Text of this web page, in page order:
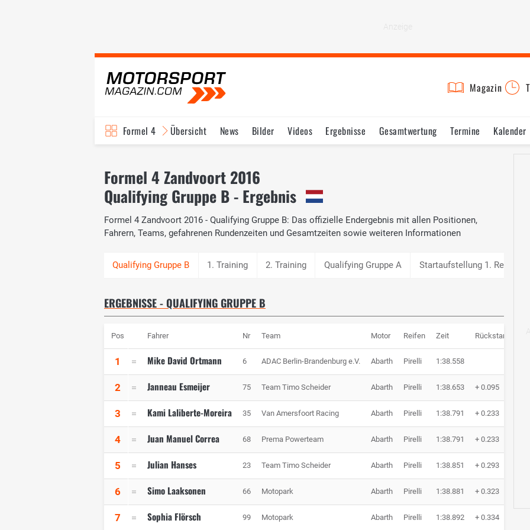
Magazin
Formel 4 Übersicht News Bilder Videos Ergebnisse Gesamtwertung Termine Kalender
Formel 4 Zandvoort 2016
Qualifying Gruppe B - Ergebnis
Formel 4 Zandvoort 2016 - Qualifying Gruppe B: Das offizielle Endergebnis mit allen Positionen,
Fahrern, Teams, gefahrenen Rundenzeiten und Gesamtzeiten sowie weiteren Informationen
1. Training 2. Training Qualifying Gruppe A Startaufstellung 1. Rennen
ERGEBNISSE - QUALIFYING GRUPPE B
Pos Fahrer Nr Team Motor Reifen Zeit Rückstand
1 Mike David Ortmann 6 ADAC Berlin-Brandenburg e.V. Abarth Pirelli 1:38.558
2 Janneau Esmeijer 75 Team Timo Scheider Abarth Pirelli 1:38.653 + 0.095
3 Kami Laliberte-Moreira 35 Van Amersfoort Racing Abarth Pirelli 1:38.791 + 0.233
4 Juan Manuel Correa 68 Prema Powerteam Abarth Pirelli 1:38.791 + 0.233
5 Julian Hanses 23 Team Timo Scheider Abarth Pirelli 1:38.851 + 0.293
6 Simo Laaksonen 66 Motopark Abarth Pirelli 1:38.881 + 0.323
7 Sophia Flörsch 99 Motopark Abarth Pirelli 1:38.892 + 0.334